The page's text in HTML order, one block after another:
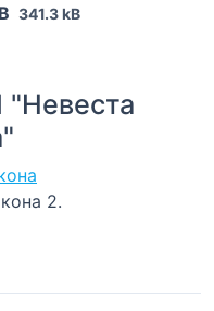
341.3 kB
2.